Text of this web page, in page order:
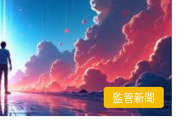
監管新聞